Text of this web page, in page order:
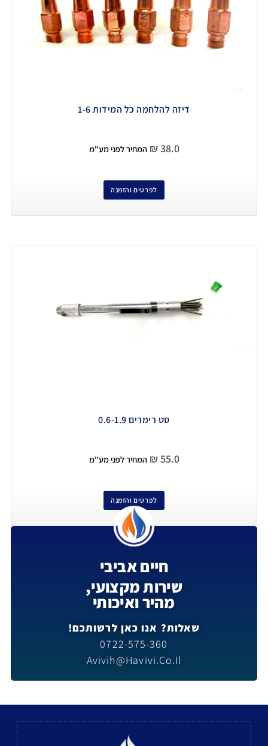
דיזה להלחמה כל המידות 1-6
₪ 38.0 המחיר לפני מע"מ
לפרטים והזמנה
סט רימרים 0.6-1.9
₪ 55.0 המחיר לפני מע"מ
לפרטים והזמנה
חיים אביבי
שירות מקצועי,
מהיר ואיכותי
שאלות? אנו כאן לרשותכם!
0722-575-360
Avivih@havivi.co.il